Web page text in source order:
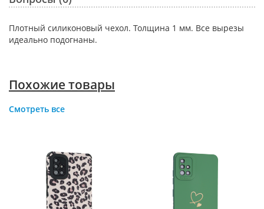
Плотный силиконовый чехол. Толщина 1 мм. Все вырезы
идеально подогнаны.
Похожие товары
Смотреть все